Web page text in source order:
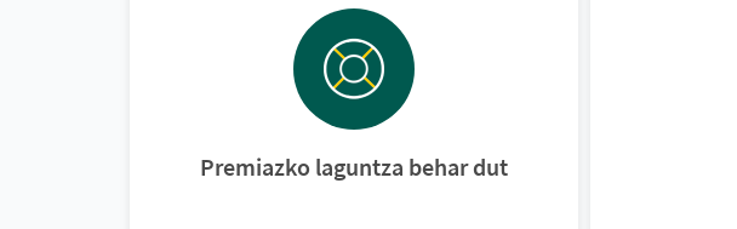
Premiazko laguntza behar dut